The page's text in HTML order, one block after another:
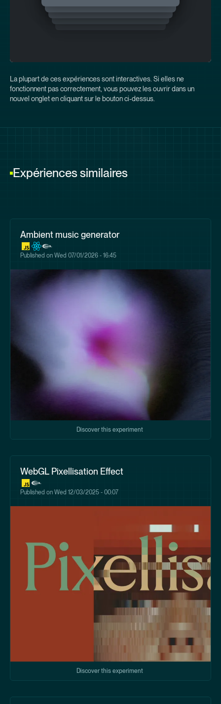
La plupart de ces expériences sont interactives. Si elles ne
fonctionnent pas correctement, vous pouvez les ouvrir dans un
nouvel onglet en cliquant sur le bouton ci-dessus.
Expériences similaires
Ambient music generator
Published on Wed 07/01/2026 - 16:45
Discover this experiment
WebGL Pixellisation Effect
Published on Wed 12/03/2025 - 00:07
Discover this experiment